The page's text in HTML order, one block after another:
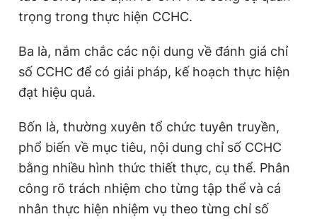
trọng trong thực hiện CCHC.
Ba là, nắm chắc các nội dung về đánh giá chỉ
số CCHC để có giải pháp, kế hoạch thực hiện
đạt hiệu quả.
Bốn là, thường xuyên tổ chức tuyên truyền,
phổ biến về mục tiêu, nội dung chỉ số CCHC
bằng nhiều hình thức thiết thực, cụ thể. Phân
công rõ trách nhiệm cho từng tập thể và cá
nhân thực hiện nhiệm vụ theo từng chỉ số